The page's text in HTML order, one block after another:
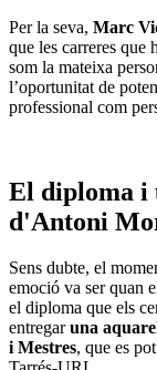
Per la seva, Marc
que les carreres que
som la mateixa
l’oportunitat de
professional com
El diploma i
d'Antoni
Sens dubte, el
emoció va ser quan
el diploma que els
entregaruna
iMestres, que es